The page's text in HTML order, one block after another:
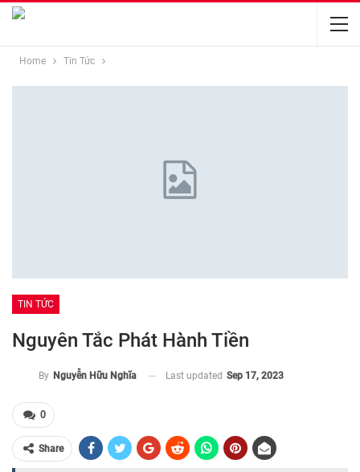
Home Tin Tức
TIN TỨC
Nguyên Tắc Phát Hành Tiền
By Nguyễn Hữu Nghĩa Last updated Sep 17, 2023
0
Share